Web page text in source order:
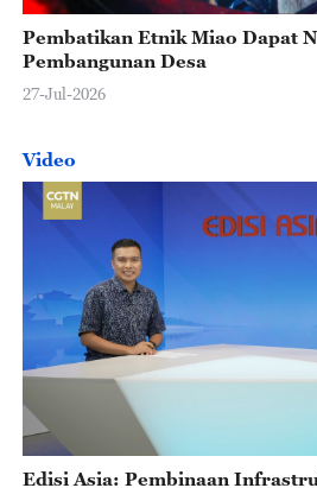
Pembatikan Etnik Miao Dapat
Pembangunan Desa
27-Jul-2026
Video
Edisi Asia: Pembinaan